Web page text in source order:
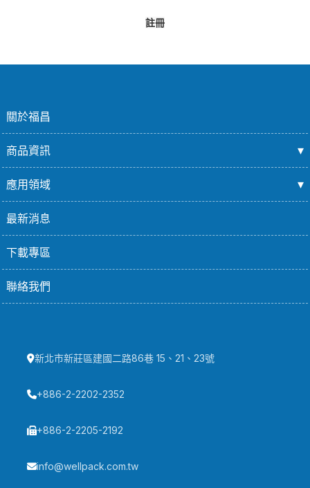
註冊
關於福昌
商品資訊
應用領域
最新消息
下載專區
聯絡我們
新北市新莊區建國二路86巷 15、21、23號
+886-2-2202-2352
+886-2-2205-2192
info@wellpack.com.tw